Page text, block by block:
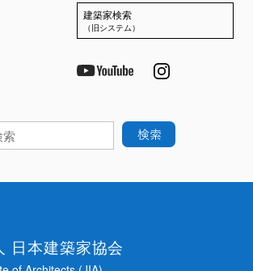
建築家検索
（旧システム）
日本建築家協会